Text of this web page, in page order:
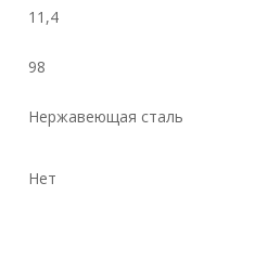
11,4
98
Нержавеющая сталь
Нет